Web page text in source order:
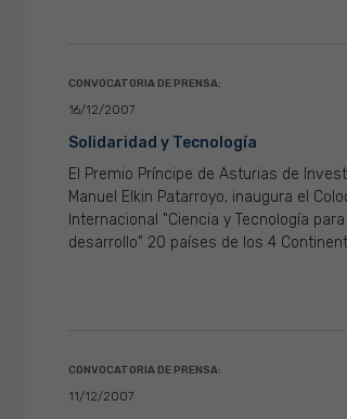
CONVOCATORIA DE PRENSA:
16/12/2007
Solidaridad y Tecnología
El Premio Príncipe de Asturias de
Manuel Elkin Patarroyo, inaugura el
Internacional "Ciencia y Tecnología para
desarrollo" 20 países de los 4
CONVOCATORIA DE PRENSA:
11/12/2007